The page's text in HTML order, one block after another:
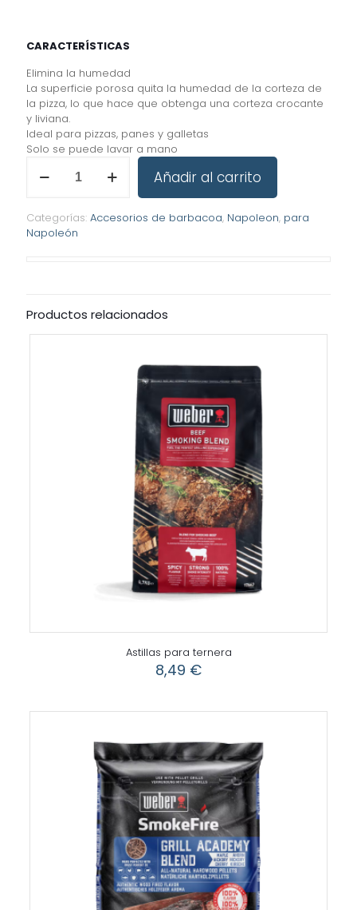
CARACTERÍSTICAS
Elimina la humedad
La superficie porosa quita la humedad de la corteza de
la pizza, lo que hace que obtenga una corteza crocante
y liviana.
Ideal para pizzas, panes y galletas
Solo se puede lavar a mano
Piedra
prémium
cantidad
Añadir al carrito
Categorías: Accesorios de barbacoa, Napoleon, para
Napoleón
Productos relacionados
Astillas para ternera
8,49 €